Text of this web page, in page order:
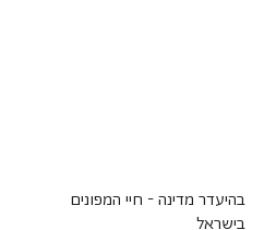
בהיעדר מדינה - חיי המפונים
בישראל